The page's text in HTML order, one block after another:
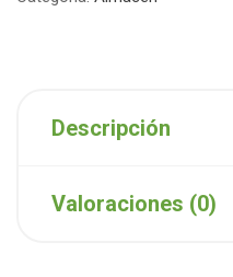
Descripción
Valoraciones (0)